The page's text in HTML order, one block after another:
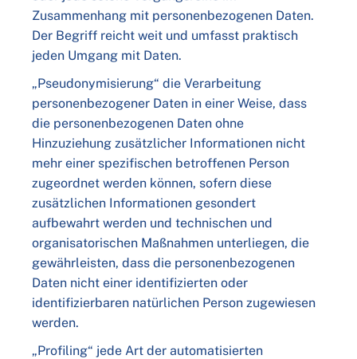
Zusammenhang mit personenbezogenen Daten.
Der Begriff reicht weit und umfasst praktisch
jeden Umgang mit Daten.
„Pseudonymisierung“ die Verarbeitung
personenbezogener Daten in einer Weise, dass
die personenbezogenen Daten ohne
Hinzuziehung zusätzlicher Informationen nicht
mehr einer spezifischen betroffenen Person
zugeordnet werden können, sofern diese
zusätzlichen Informationen gesondert
aufbewahrt werden und technischen und
organisatorischen Maßnahmen unterliegen, die
gewährleisten, dass die personenbezogenen
Daten nicht einer identifizierten oder
identifizierbaren natürlichen Person zugewiesen
werden.
„Profiling“ jede Art der automatisierten